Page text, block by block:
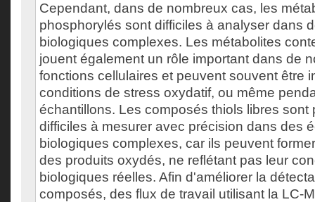
Cependant, dans de nombreux cas, les
phosphorylés sont difficiles à analyser dans
biologiques complexes. Les métabolites
jouent également un rôle important dans de
fonctions cellulaires et peuvent souvent être
conditions de stress oxydatif, ou même
échantillons. Les composés thiols libres sont
difficiles à mesurer avec précision dans des
biologiques complexes, car ils peuvent
des produits oxydés, ne reflétant pas leur
biologiques réelles. Afin d'améliorer la
composés, des flux de travail utilisant la LC-